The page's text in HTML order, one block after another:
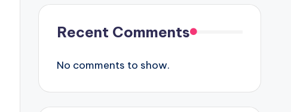
Recent Comments
No comments to show.